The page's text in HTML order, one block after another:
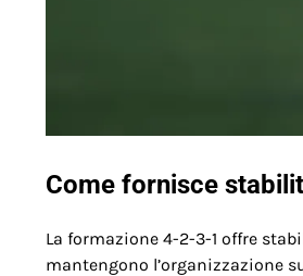
Come fornisce
La formazione 4-2-3-1 offre
mantengono l’organizzazione